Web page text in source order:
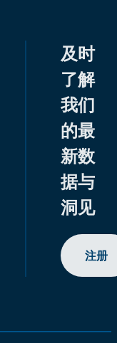
及时
了解
我们
的最
新数
据与
洞见
注册